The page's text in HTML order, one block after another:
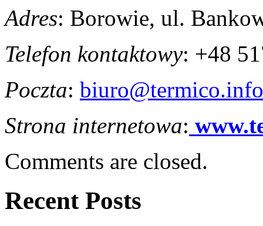
Adres: Borowie, ul.
Telefon kontaktowy: +48
Poczta: biuro@termico.info
Strona internetowa:
Comments are closed.
Recent Posts